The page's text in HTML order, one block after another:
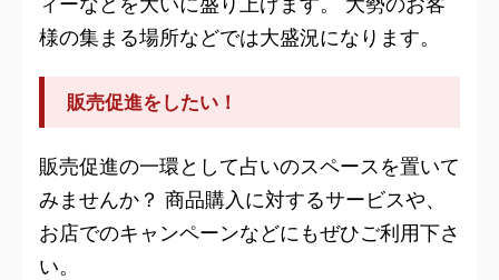
様の集まる場所などでは大盛況になります。
販売促進をしたい！
販売促進の一環として占いのスペースを置いて
みませんか？ 商品購入に対するサービスや、
お店でのキャンペーンなどにもぜひご利用下さ
い。